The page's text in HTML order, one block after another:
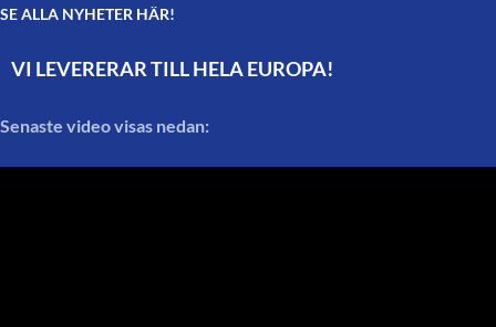
SE ALLA NYHETER HÄR!
VI LEVERERAR TILL HELA EUROPA!
Senaste video visas nedan: